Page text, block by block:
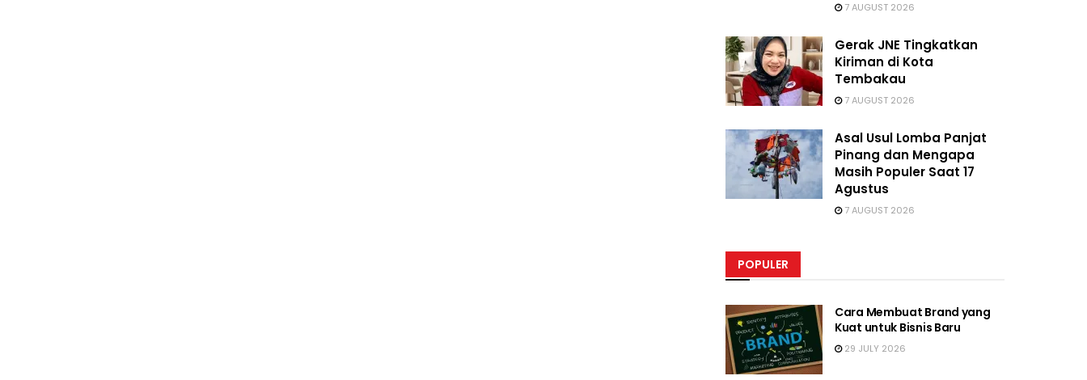
7 AUGUST 2026
Gerak JNE Tingkatkan
Kiriman di Kota
Tembakau
7 AUGUST 2026
Asal Usul Lomba Panjat
Pinang dan Mengapa
Masih Populer Saat 17
Agustus
7 AUGUST 2026
POPULER
Cara Membuat Brand yang
Kuat untuk Bisnis Baru
29 JULY 2026